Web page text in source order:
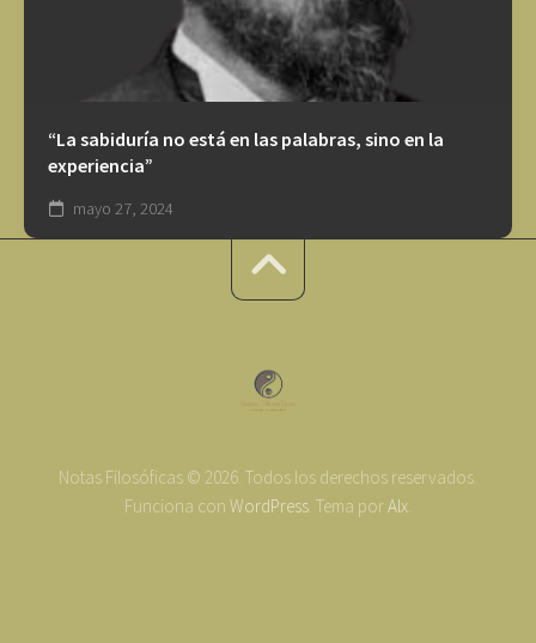
“La sabiduría no está en las palabras, sino en la
experiencia”
mayo 27, 2024
Notas Filosóficas © 2026. Todos los derechos reservados.
Funciona con WordPress. Tema porAlx.